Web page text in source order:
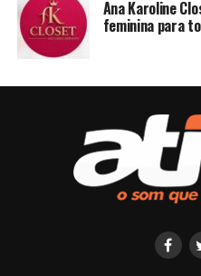
Ana Karoline
feminina para